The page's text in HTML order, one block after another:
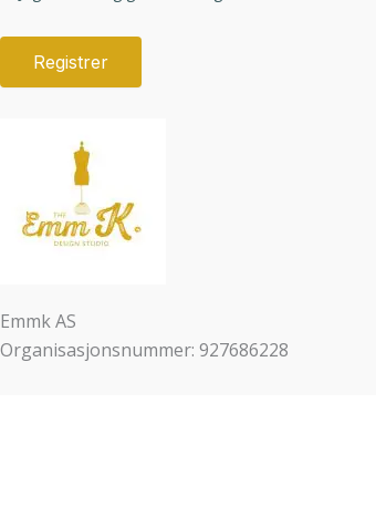
Emmk AS
Organisasjonsnummer: 927686228